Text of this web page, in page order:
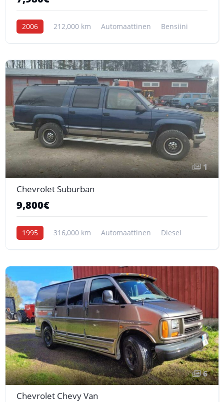
2006 212,000 km Automaattinen Bensiini
1
Chevrolet Suburban
9,800€
1995 316,000 km Automaattinen Diesel
6
Chevrolet Chevy Van